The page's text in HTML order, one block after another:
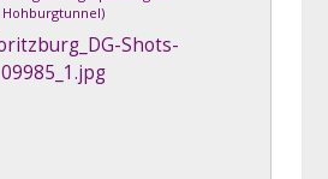
Hohburgtunnel)